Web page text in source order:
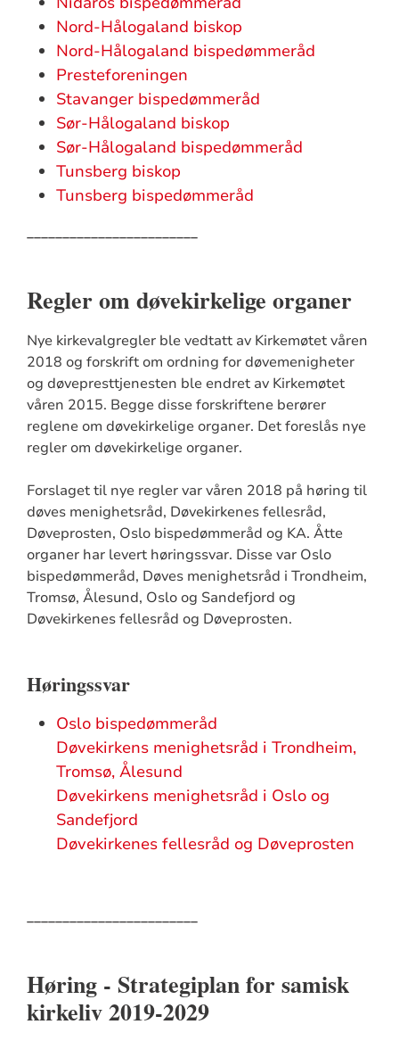
Nord-Hålogaland biskop
Nord-Hålogaland bispedømmeråd
Presteforeningen
Stavanger bispedømmeråd
Sør-Hålogaland biskop
Sør-Hålogaland bispedømmeråd
Tunsberg biskop
Tunsberg bispedømmeråd
________________________
Regler om døvekirkelige organer
Nye kirkevalgregler ble vedtatt av Kirkemøtet våren
2018 og forskrift om ordning for døvemenigheter
og døvepresttjenesten ble endret av Kirkemøtet
våren 2015. Begge disse forskriftene berører
reglene om døvekirkelige organer. Det foreslås nye
regler om døvekirkelige organer.
Forslaget til nye regler var våren 2018 på høring til
døves menighetsråd, Døvekirkenes fellesråd,
Døveprosten, Oslo bispedømmeråd og KA. Åtte
organer har levert høringssvar. Disse var Oslo
bispedømmeråd, Døves menighetsråd i Trondheim,
Tromsø, Ålesund, Oslo og Sandefjord og
Døvekirkenes fellesråd og Døveprosten.
Høringssvar
Oslo bispedømmeråd
Døvekirkens menighetsråd i Trondheim,
Tromsø, Ålesund
Døvekirkens menighetsråd i Oslo og
Sandefjord
Døvekirkenes fellesråd og Døveprosten
________________________
Høring - Strategiplan for samisk
kirkeliv 2019-2029